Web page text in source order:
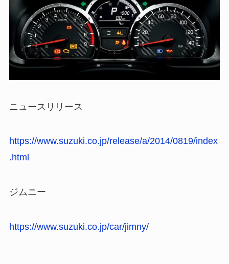
ニュースリリース
https://www.suzuki.co.jp/release/a/2014/0819/index
.html
ジムニー
https://www.suzuki.co.jp/car/jimny/